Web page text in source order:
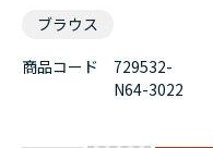
商品コード
729532-
N64-3022
ブラウス